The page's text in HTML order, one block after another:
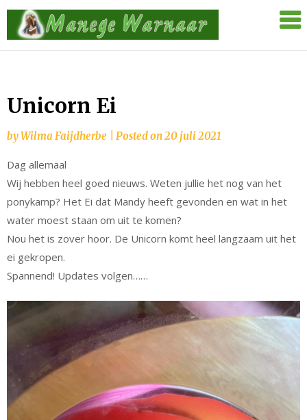
Skip
content
Manege
Unicorn Ei
byWilma Faijdherbe Posted on20 juli 2021
Dag allemaal
Wij hebben heel goed nieuws. Weten jullie het nog van het
ponykamp? Het Ei dat Mandy heeft gevonden en wat in het
water moest staan om uit te komen?
Nou het is zover hoor. De Unicorn komt heel langzaam uit het
ei gekropen.
Spannend! Updates volgen……